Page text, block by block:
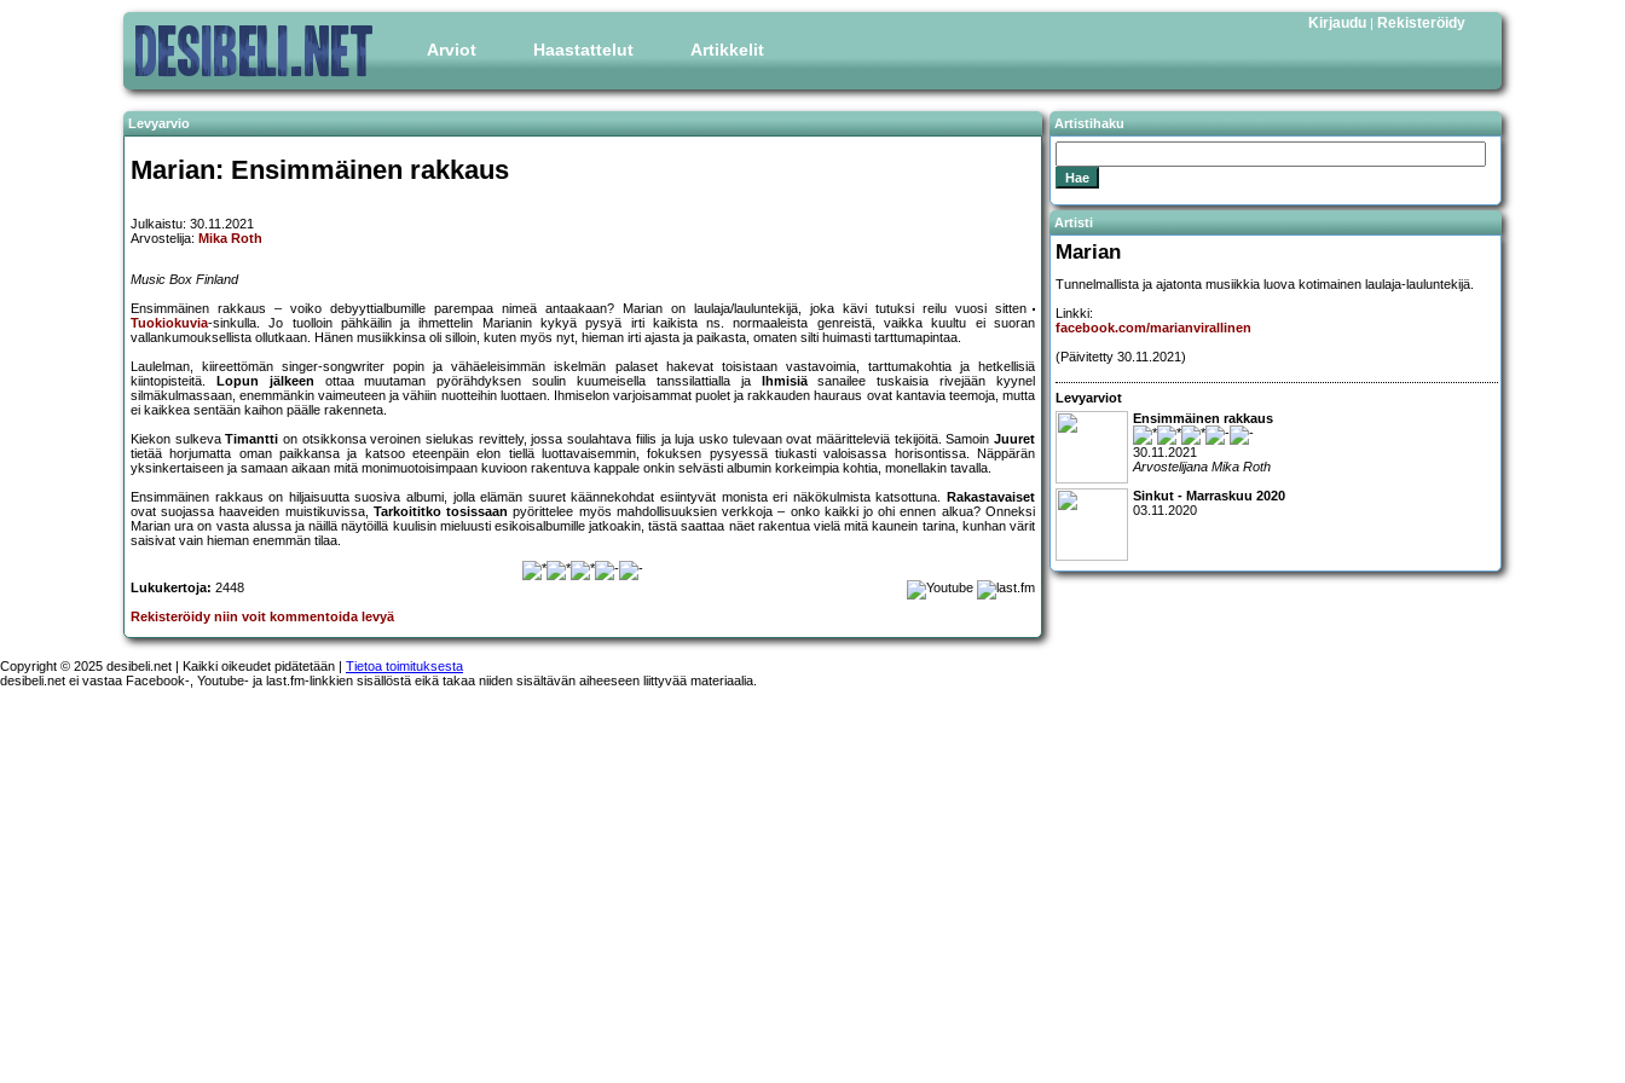
Arviot Haastattelut Artikkelit
Kirjaudu | Rekisteröidy
Levyarvio
Marian: Ensimmäinen rakkaus
Julkaistu: 30.11.2021
Arvostelija: Mika Roth
Music Box Finland
Ensimmäinen rakkaus – voiko debyyttialbumille parempaa nimeä antaakaan? Marian on laulaja/lauluntekijä, joka kävi tutuksi reilu vuosi sitten
Tuokiokuvia-sinkulla. Jo tuolloin pähkäilin ja ihmettelin Marianin kykyä pysyä irti kaikista ns. normaaleista genreistä, vaikka kuultu ei suoran
vallankumouksellista ollutkaan. Hänen musiikkinsa oli silloin, kuten myös nyt, hieman irti ajasta ja paikasta, omaten silti huimasti tarttumapintaa.
Laulelman, kiireettömän singer-songwriter popin ja vähäeleisimmän iskelmän palaset hakevat toisistaan vastavoimia, tarttumakohtia ja hetkellisiä
kiintopisteitä.
Lopun jälkeen ottaa muutaman pyörähdyksen soulin kuumeisella tanssilattialla ja Ihmisiäsanailee tuskaisia rivejään kyynel
silmäkulmassaan, enemmänkin vaimeuteen ja vähiin nuotteihin luottaen. Ihmiselon varjoisammat puolet ja rakkauden hauraus ovat kantavia teemoja, mutta
ei kaikkea sentään kaihon päälle rakenneta.
Kiekon sulkevaTimantti on otsikkonsa veroinen sielukas revittely, jossa soulahtava fiilis ja luja usko tulevaan ovat määritteleviä tekijöitä. Samoin Juuret
tietää horjumatta oman paikkansa ja katsoo eteenpäin elon tiellä luottavaisemmin, fokuksen pysyessä tiukasti valoisassa horisontissa. Näppärän
yksinkertaiseen ja samaan aikaan mitä monimuotoisimpaan kuvioon rakentuva kappale onkin selvästi albumin korkeimpia kohtia, monellakin tavalla.
Ensimmäinen rakkaus on hiljaisuutta suosiva albumi, jolla elämän suuret käännekohdat esiintyvät monista eri näkökulmista katsottuna.
Rakastavaiset
ovat suojassa haaveiden muistikuvissa, Tarkoititko tosissaan pyörittelee myös mahdollisuuksien verkkoja – onko kaikki jo ohi ennen alkua? Onneksi
Marian ura on vasta alussa ja näillä näytöillä kuulisin mieluusti esikoisalbumille jatkoakin, tästä saattaa näet rakentua vielä mitä kaunein tarina, kunhan värit
saisivat vain hieman enemmän tilaa.
Lukukertoja: 2448
Rekisteröidy niin voit kommentoida levyä
Artistihaku
Artisti
Marian
Tunnelmallista ja ajatonta musiikkia luova kotimainen laulaja-lauluntekijä.
Linkki:
facebook.com/marianvirallinen
(Päivitetty 30.11.2021)
Levyarviot
Ensimmäinen rakkaus
30.11.2021
Arvostelijana Mika Roth
Sinkut - Marraskuu 2020
03.11.2020
Copyright © 2025 desibeli.net | Kaikki oikeudet pidätetään | Tietoa toimituksesta
desibeli.net ei vastaa Facebook-, Youtube- ja last.fm-linkkien sisällöstä eikä takaa niiden sisältävän aiheeseen liittyvää materiaalia.